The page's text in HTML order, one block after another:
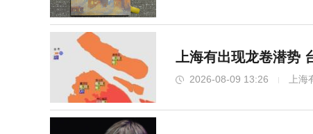
上海有出现龙卷潜势
2026-08-09 13:26 上